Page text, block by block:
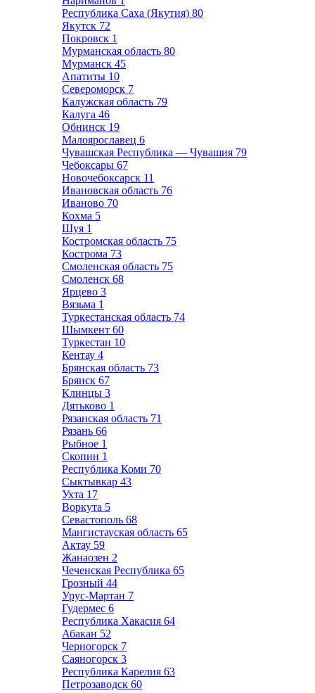
Республика Саха (Якутия) 80
Якутск 72
Покровск 1
Мурманская область 80
Мурманск 45
Апатиты 10
Североморск 7
Калужская область 79
Калуга 46
Обнинск 19
Малоярославец 6
Чувашская Республика — Чувашия 79
Чебоксары 67
Новочебоксарск 11
Ивановская область 76
Иваново 70
Кохма 5
Шуя 1
Костромская область 75
Кострома 73
Смоленская область 75
Смоленск 68
Ярцево 3
Вязьма 1
Туркестанская область 74
Шымкент 60
Туркестан 10
Кентау 4
Брянская область 73
Брянск 67
Клинцы 3
Дятьково 1
Рязанская область 71
Рязань 66
Рыбное 1
Скопин 1
Республика Коми 70
Сыктывкар 43
Ухта 17
Воркута 5
Севастополь 68
Мангистауская область 65
Актау 59
Жанаозен 2
Чеченская Республика 65
Грозный 44
Урус-Мартан 7
Гудермес 6
Республика Хакасия 64
Абакан 52
Черногорск 7
Саяногорск 3
Республика Карелия 63
Петрозаводск 60